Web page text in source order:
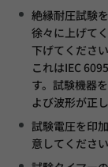
絶縁耐圧試験
徐々に上げて
下げてください
これはIEC
す。試験機器
よび波形が正
試験電圧を印
意してくださ